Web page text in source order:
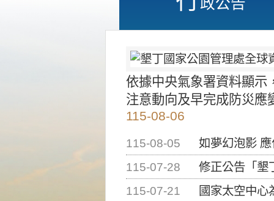
依據中央氣象署資料顯示
注意動向及早完成防災應
115-08-06
115-08-05
如夢幻泡影
115-07-28
修正公告「墾丁國家公
115-07-21
國家太空中心為辦理